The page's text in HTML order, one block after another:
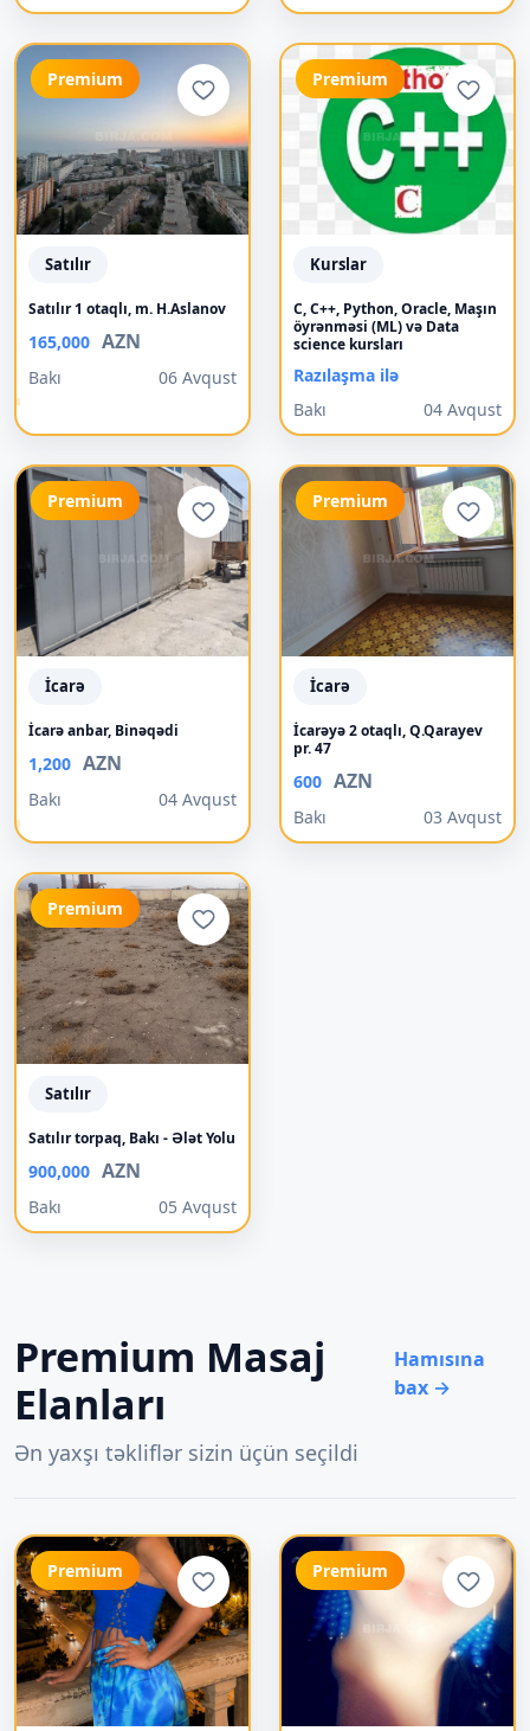
Premium
Satılır
Satılır 1 otaqlı, m. H.Aslanov
165,000 AZN
Bakı 06 Avqust
Premium
Kurslar
C, C++, Python, Oracle, Maşın
öyrənməsi (ML) və Data
science kursları
Razılaşma ilə
Bakı
04 Avqust
Premium
İcarə
İcarə anbar, Binəqədi
1,200 AZN
Bakı 04 Avqust
Premium
İcarə
İcarəyə 2 otaqlı, Q.Qarayev
pr. 47
600 AZN
Bakı 03 Avqust
Premium
Satılır
Satılır torpaq, Bakı - Ələt Yolu
900,000 AZN
Bakı 05 Avqust
Premium Masaj
Elanları
Ən yaxşı təkliflər sizin üçün seçildi
Hamısına
bax →
Premium Premium